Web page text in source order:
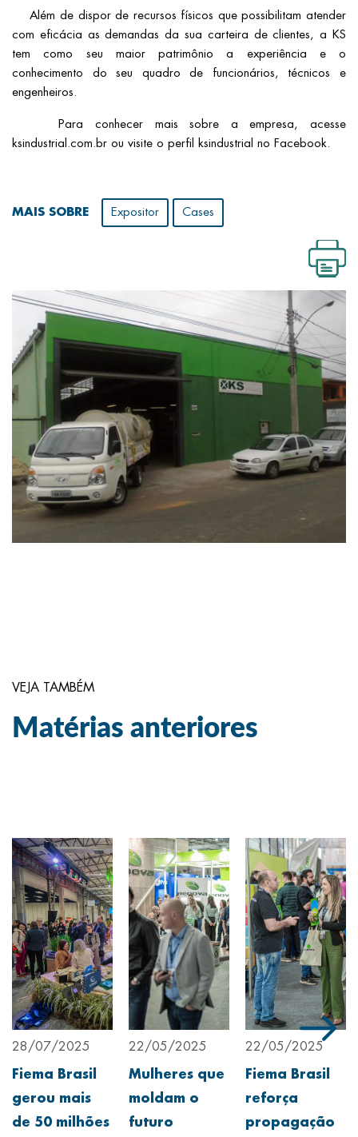
Além de dispor de recursos físicos que possibilitam atender
com eficácia as demandas da sua carteira de clientes, a KS
tem como seu maior patrimônio a experiência e o
conhecimento do seu quadro de funcionários, técnicos e
engenheiros.
Para conhecer mais sobre a empresa, acesse
ksindustrial.com.br ou visite o perfil ksindustrial no Facebook.
MAIS SOBRE Expositor Cases
VEJA TAMBÉM
Matérias anteriores
28/07/2025
Fiema Brasil
gerou mais
de 50 milhões
22/05/2025
Mulheres que
moldam o
futuro
22/05/2025
Fiema Brasil
reforça
propagação